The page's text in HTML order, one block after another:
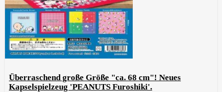
Überraschend große Größe "ca. 68 cm"! Neues
Kapselspielzeug 'PEANUTS Furoshiki'.